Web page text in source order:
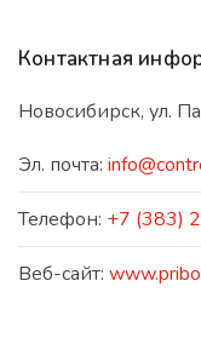
Контактная
Новосибирск, ул.
Эл. почта:
Телефон: +7 (383)
Веб-сайт: